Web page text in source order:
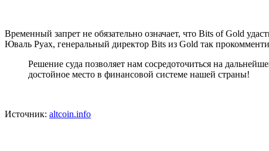
Временный запрет не обязательно означает, что Bits of Gold
Юваль Руах, генеральный директор Bits из Gold так
Решение суда позволяет нам сосредоточиться на
достойное место в финансовой системе нашей страны!
Источник: altcoin.info